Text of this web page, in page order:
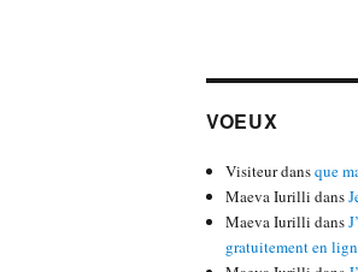
VOEUX
Visiteurdansque
Maeva Iurilli dans
Maeva Iurilli dans
gratuitement en